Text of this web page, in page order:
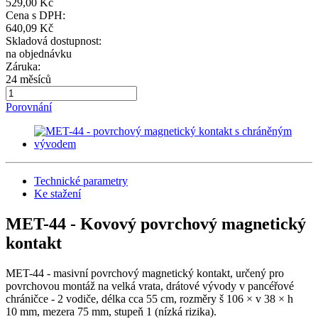
529,00 Kč
Cena s DPH:
640,09 Kč
Skladová dostupnost:
na objednávku
Záruka:
24 měsíců
Porovnání
Technické parametry
Ke stažení
MET-44 - Kovový povrchový magnetický
kontakt
MET-44 - masivní povrchový magnetický kontakt, určený pro
povrchovou montáž na velká vrata, drátové vývody v pancéřové
chráničce - 2 vodiče, délka cca 55 cm, rozměry š 106 × v 38 × h
10 mm, mezera 75 mm, stupeň 1 (nízká rizika).